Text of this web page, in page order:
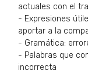
actuales con el
- Expresiones
aportar a la
- Gramática:
- Palabras que
incorrecta